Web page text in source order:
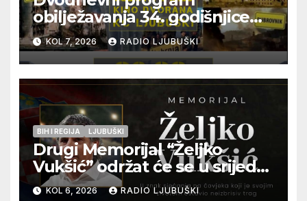
obilježavanja 34. godišnjice
pogibije generala Blaža
Kraljevića i osmorice
pripadnika HOS-a
KOL 7, 2026 RADIO LJUBUŠKI
BIH I REGIJA LJUBUŠKI
Drugi Memorijal “Željko
Vukšić” održat će se u srijedu
12. kolovoza u Otoku
KOL 6, 2026 RADIO LJUBUŠKI